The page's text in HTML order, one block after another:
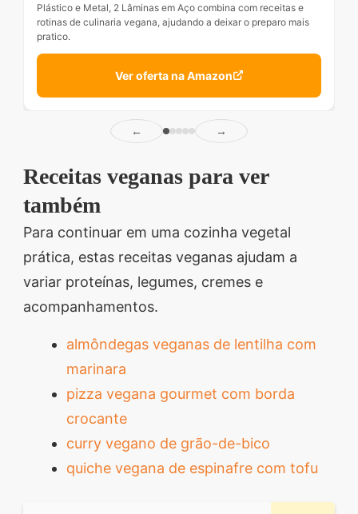
Plástico e Metal, 2 Lâminas em Aço combina com receitas e
rotinas de culinaria vegana, ajudando a deixar o preparo mais
pratico.
Ver oferta na Amazon
← →
Receitas veganas para ver
também
Para continuar em uma cozinha vegetal
prática, estas receitas veganas ajudam a
variar proteínas, legumes, cremes e
acompanhamentos.
almôndegas veganas de lentilha com
marinara
pizza vegana gourmet com borda
crocante
curry vegano de grão-de-bico
quiche vegana de espinafre com tofu